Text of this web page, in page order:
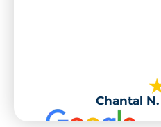
Chantal N.